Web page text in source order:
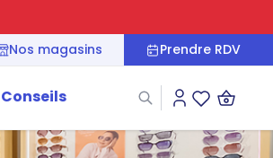
Nos magasins Prendre RDV
Conseils
Connexion